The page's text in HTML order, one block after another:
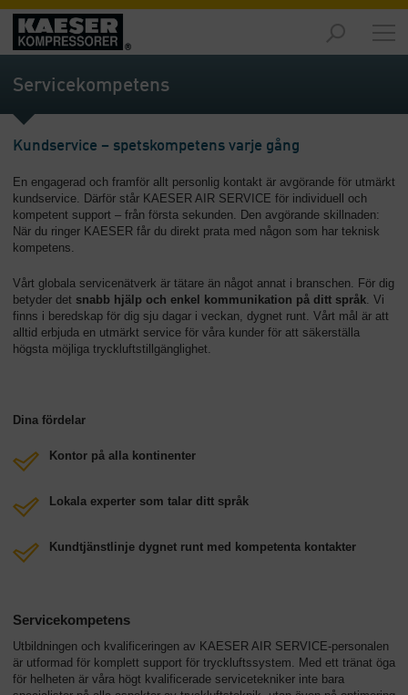
Marknader
-
Översikt
-
Lösningar
-
Översikt
Service
-
Översikt
Företaget
Servicekompetens
Kundservice – spetskompetens varje gång
En engagerad och framför allt personlig kontakt är avgörande för utmärkt
kundservice. Därför står KAESER AIR SERVICE för individuell och
kompetent support – från första sekunden. Den avgörande skillnaden:
När du ringer KAESER får du direkt prata med någon som har teknisk
kompetens.
Vårt globala servicenätverk är tätare än något annat i branschen. För dig
betyder det snabb hjälp och enkel kommunikation på ditt språk. Vi
finns i beredskap för dig sju dagar i veckan, dygnet runt. Vårt mål är att
alltid erbjuda en utmärkt service för våra kunder för att säkerställa
högsta möjliga tryckluftstillgänglighet.
Dina fördelar
Kontor på alla kontinenter
Lokala experter som talar ditt språk
Kundtjänstlinje dygnet runt med kompetenta kontakter
Servicekompetens
Utbildningen och kvalificeringen av KAESER AIR SERVICE-personalen
är utformad för komplett support för tryckluftssystem. Med ett tränat öga
för helheten är våra högt kvalificerade servicetekniker inte bara